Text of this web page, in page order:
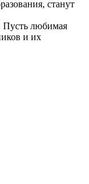
станут
Пусть любимая
и их